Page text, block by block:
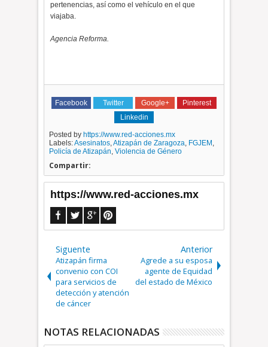
pertenencias, así como el vehículo en el que
viajaba.
Agencia Reforma.
Facebook Twitter Google+
Pinterest
Linkedin
Posted by https://www.red-acciones.mx
Labels:Asesinatos,Atizapán de Zaragoza, FGJEM ,
Policía de Atizapán,Violencia de Género
Compartir:
https://www.red-acciones.mx
Siguente
Atizapán firma
convenio con COI
para servicios de
detección y atención
de cáncer
Anterior
Agrede a su esposa
agente de Equidad
del estado de México
NOTAS RELACIONADAS